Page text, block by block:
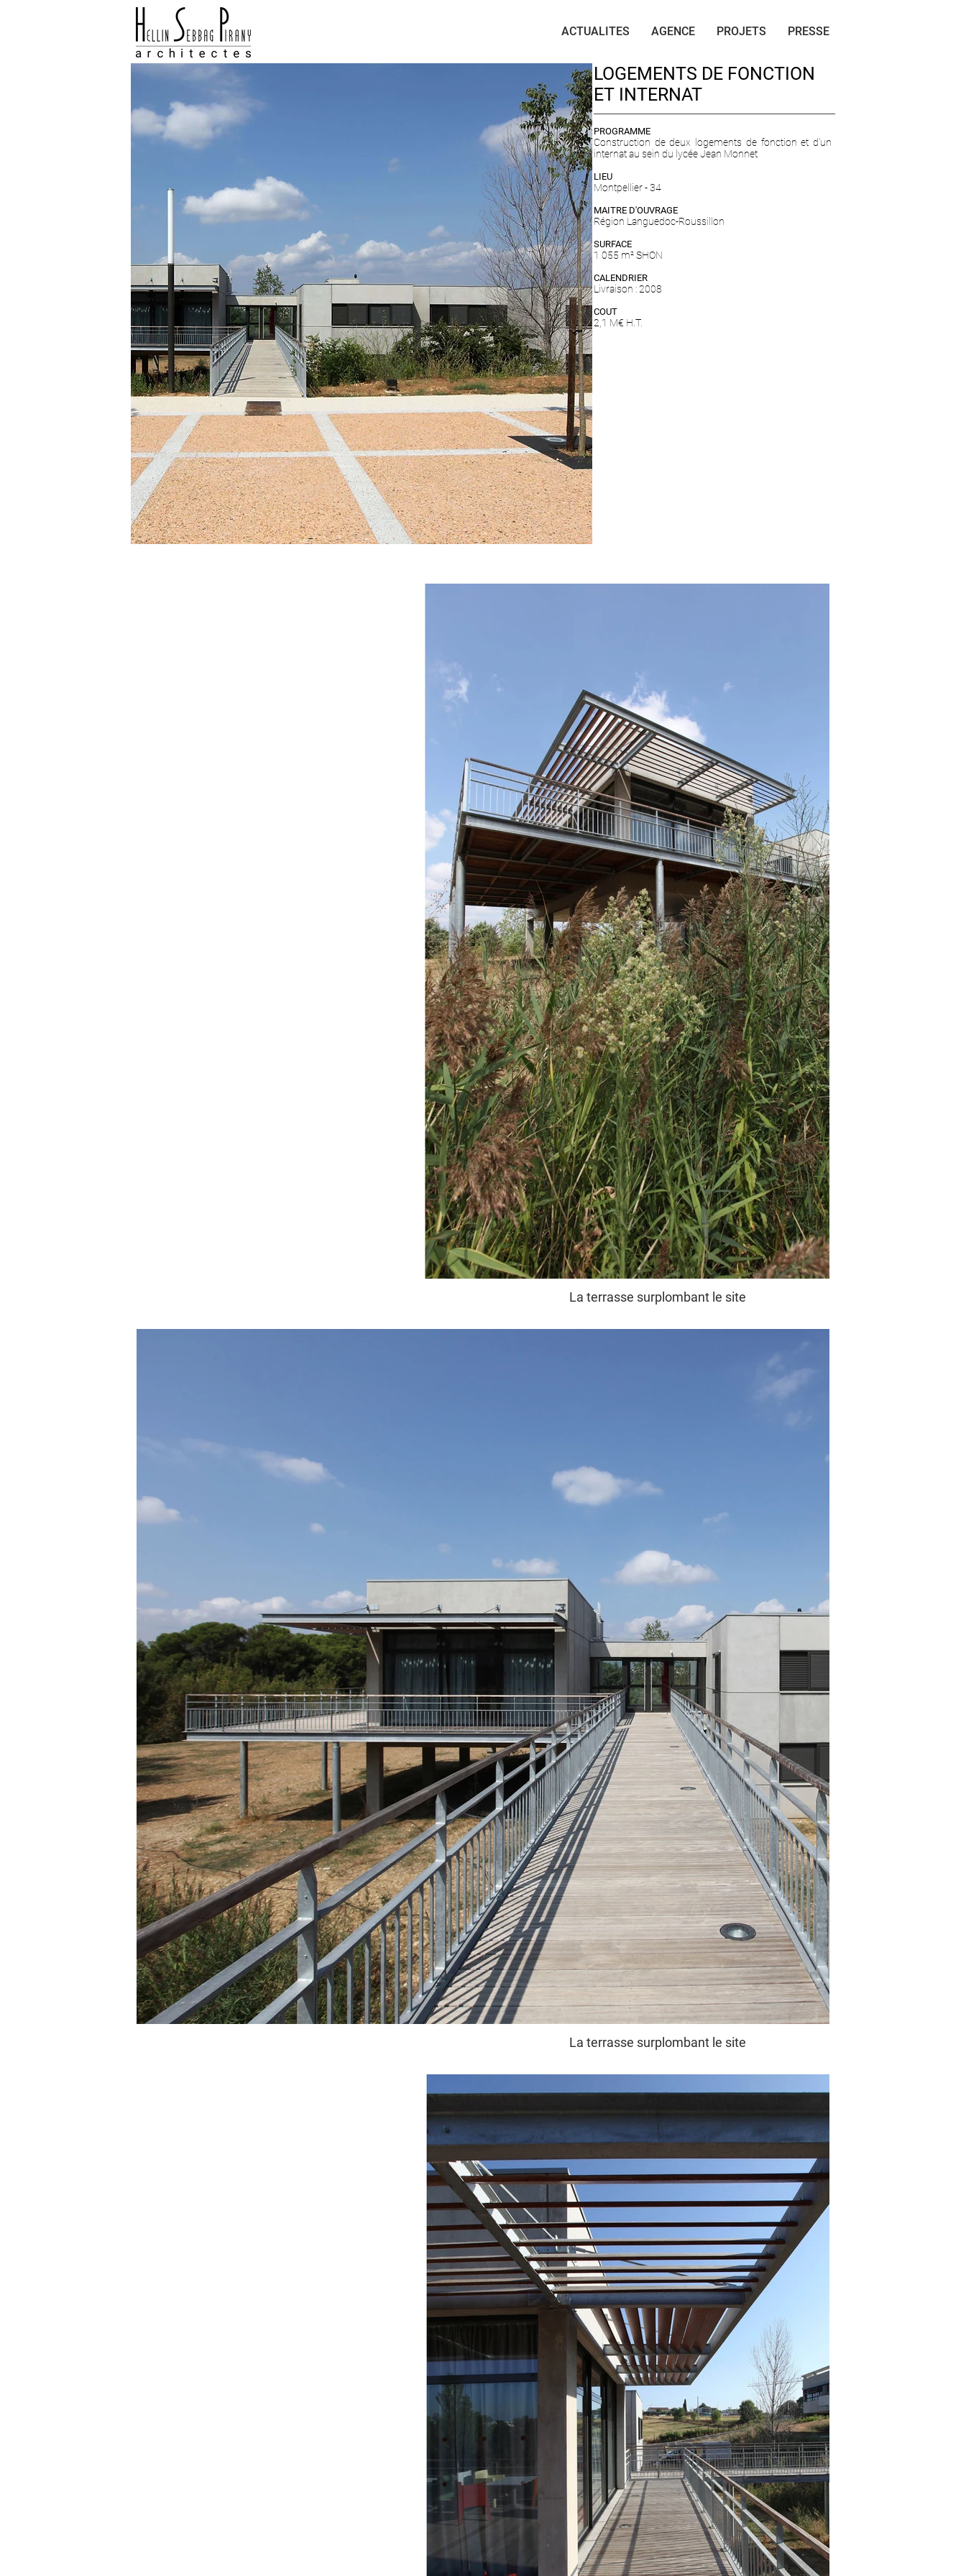
ACTUALITES AGENCE PROJETS PRESSE
LOGEMENTS DE FONCTION
ET INTERNAT
PROGRAMME
Construction de deux logements de fonction et d'un
internat au sein du lycée Jean Monnet
LIEU
Montpellier - 34
MAITRE D'OUVRAGE
Région Languedoc-Roussillon
SURFACE
1 055 m² SHON
CALENDRIER
Livraison : 2008
COUT
2,1 M€ H.T.
La terrasse surplombant le site
La terrasse surplombant le site